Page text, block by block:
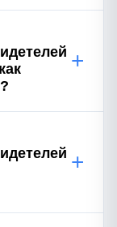
+
+